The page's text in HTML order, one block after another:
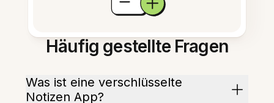
Häufig gestellte Fragen
Was ist eine verschlüsselte
Notizen App?